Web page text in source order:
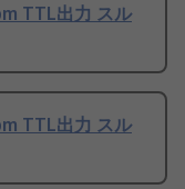
TTL出力 スル
TTL出力 スル